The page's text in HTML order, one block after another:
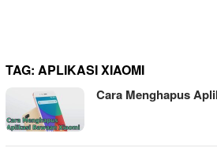
TAG: APLIKASI XIAOMI
Cara Menghapus